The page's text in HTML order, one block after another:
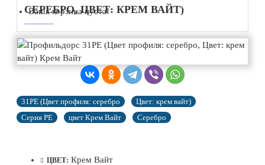
Ваша корзина пуста!
СЕРЕБРО, ЦВЕТ: КРЕМ ВАЙТ)
31PE (Цвет профиля: серебро
Цвет: крем вайт)
Серия PE
цвет Крем Вайт Серебро
ЦВЕТ: Крем Вайт